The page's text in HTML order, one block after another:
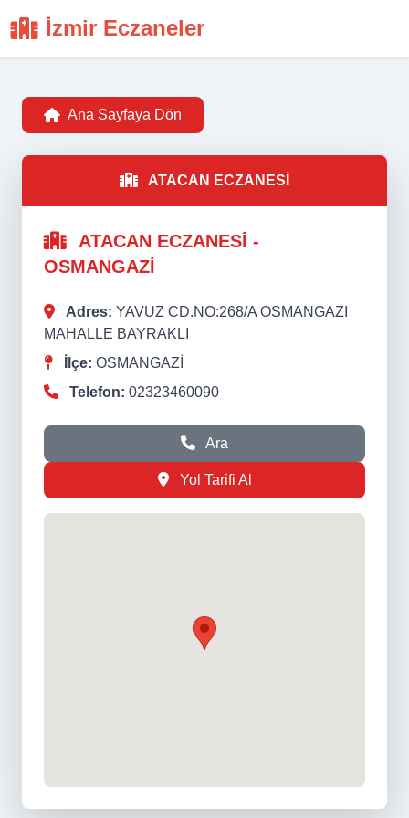
İzmir Eczaneler
Ana Sayfaya Dön
ATACAN ECZANESİ
ATACAN ECZANESİ -
OSMANGAZİ
Adres: YAVUZ CD.NO:268/A OSMANGAZI
MAHALLE BAYRAKLI
İlçe: OSMANGAZİ
Telefon: 02323460090
Ara
Yol Tarifi Al